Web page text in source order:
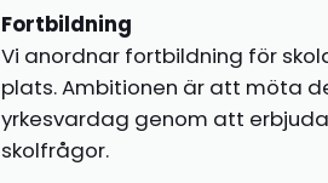
Fortbildning
Vi anordnar fortbildning för
plats. Ambitionen är att möta
yrkesvardag genom att erbjuda
skolfrågor.